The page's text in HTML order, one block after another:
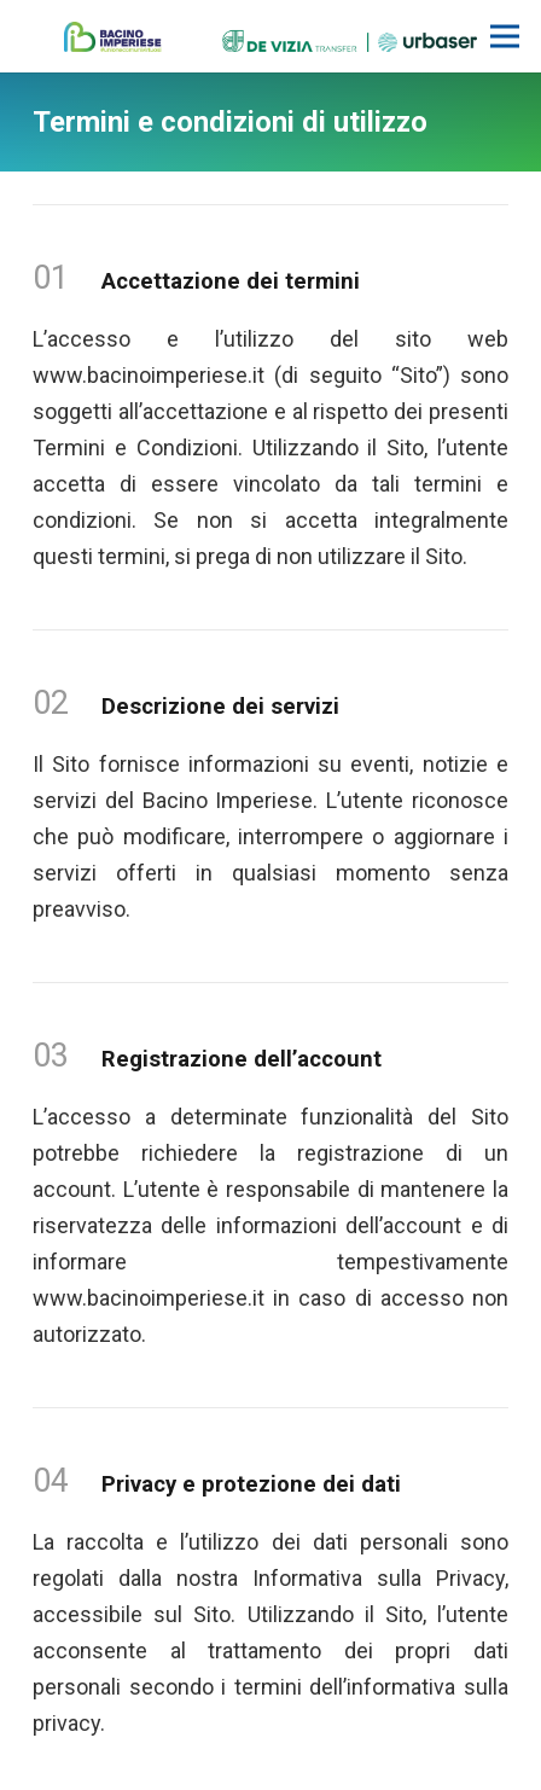
Termini e condizioni di utilizzo
01 Accettazione dei termini
L’accesso e l’utilizzo del sito web
www.bacinoimperiese.it (di seguito “Sito”) sono
soggetti all’accettazione e al rispetto dei presenti
Termini e Condizioni. Utilizzando il Sito, l’utente
accetta di essere vincolato da tali termini e
condizioni. Se non si accetta integralmente
questi termini, si prega di non utilizzare il Sito.
02 Descrizione dei servizi
Il Sito fornisce informazioni su eventi, notizie e
servizi del Bacino Imperiese. L’utente riconosce
che può modificare, interrompere o aggiornare i
servizi offerti in qualsiasi momento senza
preavviso.
03 Registrazione dell’account
L’accesso a determinate funzionalità del Sito
potrebbe richiedere la registrazione di un
account. L’utente è responsabile di mantenere la
riservatezza delle informazioni dell’account e di
informare tempestivamente
www.bacinoimperiese.it in caso di accesso non
autorizzato.
04 Privacy e protezione dei dati
La raccolta e l’utilizzo dei dati personali sono
regolati dalla nostra Informativa sulla Privacy,
accessibile sul Sito. Utilizzando il Sito, l’utente
acconsente al trattamento dei propri dati
personali secondo i termini dell’informativa sulla
privacy.